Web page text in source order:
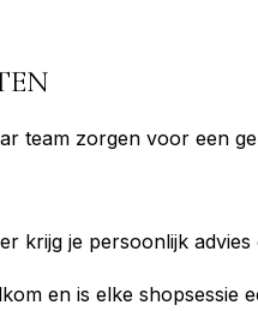
team zorgen voor een
krijg je persoonlijk
en is elke shopsessie